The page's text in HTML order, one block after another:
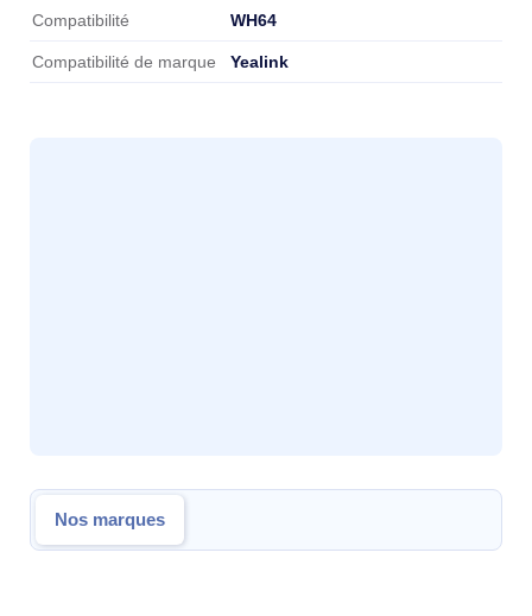
Caractéristiques
Compatibilité WH64
Compatibilité de marque Yealink
Nos marques